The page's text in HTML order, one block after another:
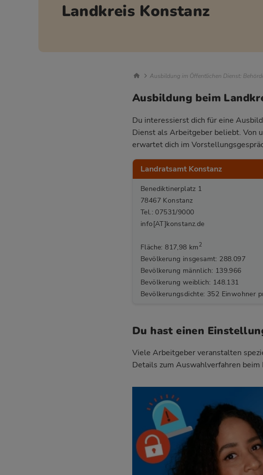
Landkreis Konstanz
Breadcrumb Navigation
Ausbildung im Öffentlichen Dienst:
Ausbildung beim
Du interessierst dich für eine
Dienst als Arbeitgeber beliebt. Von
erwartet dich im
Landratsamt Konstanz
Benediktinerplatz 1
78467 Konstanz
Tel.: 07531/9000
info[AT]konstanz.de
Fläche: 817,98 km 2
Bevölkerung insgesamt: 288.097
Bevölkerung männlich: 139.966
Bevölkerung weiblich: 148.131
Bevölkerungsdichte: 352 Einwohner
Du hast einen
Viele Arbeitgeber veranstalten
Details zum Auswahlverfahren beim